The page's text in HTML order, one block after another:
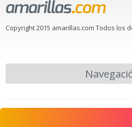
Copyright 2015 amarillas.com Todos los